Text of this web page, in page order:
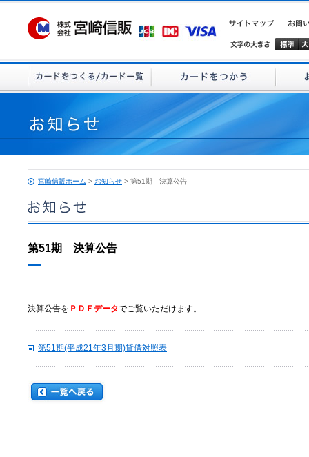
宮崎信販ホーム > お知らせ > 第51期 決算公告
第51期 決算公告
決算公告を ＰＤＦデータでご覧いただけます。
第51期(平成21年3月期)貸借対照表